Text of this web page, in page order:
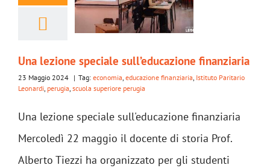
Una lezione speciale sull’educazione finanziaria
23 Maggio 2024 | Tag: economia educazione finanziaria Istituto Paritario
Leonardi perugia scuola superiore perugia
Una lezione speciale sull'educazione finanziaria
Mercoledì 22 maggio il docente di storia Prof.
Alberto Tiezzi ha organizzato per gli studenti